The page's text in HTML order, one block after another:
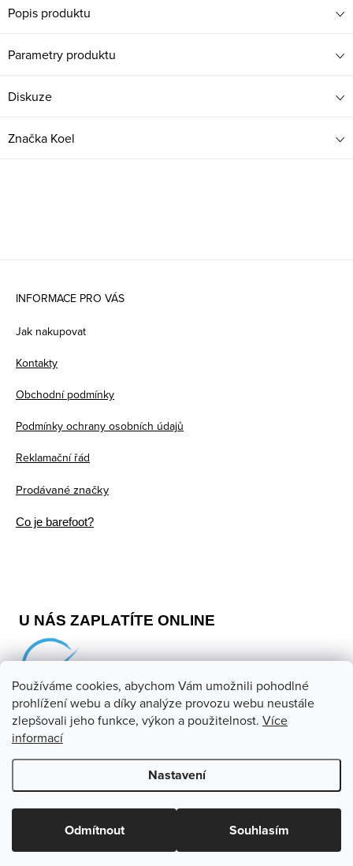
Používáme cookies, abychom Vám umožnili pohodlné
prohlížení webu a díky analýze provozu webu neustále
zlepšovali jeho funkce, výkon a použitelnost. Více
informací
Nastavení
Odmítnout Souhlasím
Popis produktu
Parametry produktu
Diskuze
Značka Koel
INFORMACE PRO VÁS
Jak nakupovat
Kontakty
Obchodní podmínky
Podmínky ochrany osobních údajů
Reklamační řád
Prodávané značky
Co je barefoot?
U NÁS ZAPLATÍTE ONLINE
Upravit nastavení cookies
Odstoupit od smlouvy